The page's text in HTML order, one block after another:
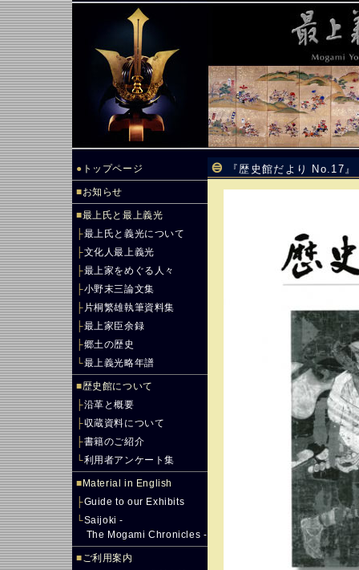
● トップページ
■お知らせ
■最上氏と最上義光
├最上氏と義光について
├文化人最上義光
├最上家をめぐる人々
├小野末三論文集
├ 片桐繁雄執筆資料集
├最上家臣余録
├郷土の歴史
└最上義光略年譜
■歴史館について
├沿革と概要
├収蔵資料について
├書籍のご紹介
└利用者アンケート集
■ Material in English
├Guide to our Exhibits
└Saijoki -
The Mogami Chronicles -
■ご利用案内
『歴史館だより No.17』